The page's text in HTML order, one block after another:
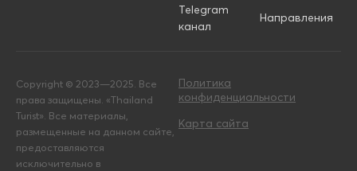
Telegram
канал
Направления
Copyright © 2023—2025. Все
права защищены. «Thailand
Turist». Все материалы,
размещенные на данном сайте,
предоставляются
исключительно в
Политика
конфиденциальности
Карта сайта